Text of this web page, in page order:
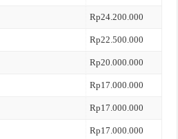
Rp24.200.000
Rp22.500.000
Rp20.000.000
Rp17.000.000
Rp17.000.000
Rp17.000.000